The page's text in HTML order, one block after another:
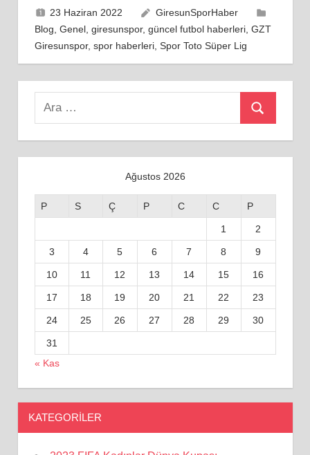
23 Haziran 2022
GiresunSporHaber
Blog Genel, giresunspor, güncel futbol haberleri, GZT
Giresunspor, spor haberleri, Spor Toto Süper Lig
Search
Ara
Ağustos 2026
P S Ç P C C P
1 2
3 4 5 6 7 8 9
10 11 12 13 14 15 16
17 18 19 20 21 22 23
24 25 26 27 28 29 30
31
« Kas
KATEGORILER